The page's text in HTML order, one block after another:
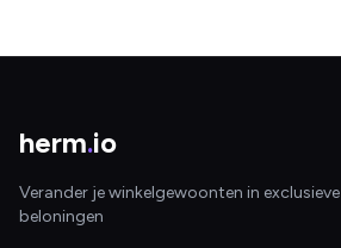
herm.io
Verander je winkelgewoonten in exclusieve
beloningen